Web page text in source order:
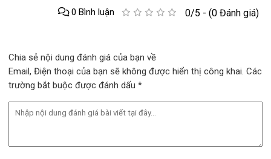
0/5 - (0 Đánh giá)
0 Bình luận
Chia sẻ nội dung đánh giá của bạn về
Email, Điện thoại của bạn sẽ không được hiển thị công khai. Các
trường bắt buộc được đánh dấu *